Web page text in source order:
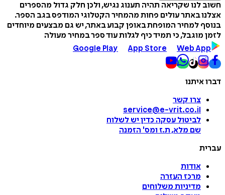
חשוב לנו שקריאה תהיה תענוג נגיש, ולכן חלק גדול מהספרים
אצלנו באתר עולים פחות מהמחיר הקטלוגי המודפס בגב הספר.
בנוסף למחיר המופחת באופן קבוע באתר, יש גם מבצעים מיוחדים
לזמן מוגבל, כי תמיד כיף לגלות עוד ספר במחיר מעולה
Google Play
App Store Web App
דברו איתנו
צרו קשר
service@e-vrit.co.il
לביטול עסקה כדין יש לשלוח
שם מלא, ת.ז ומס' הזמנה
עברית
אודות
מרכז העזרה
מדיניות משלוחים